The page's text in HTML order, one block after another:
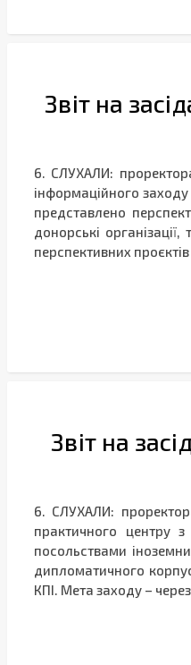
Звіт на
6. СЛУХАЛИ:
інформаційного
представлено
донорські
перспективних
Звіт на
6. СЛУХАЛИ:
практичного центру
посольствами
дипломатичного
КПІ. Мета заходу –